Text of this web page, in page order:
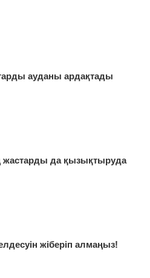
ауданы ардақтады
жастарды да қызықтыруда
жіберіп алмаңыз!